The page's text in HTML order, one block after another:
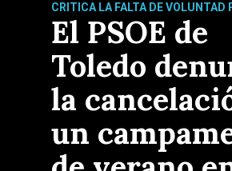
CRITICA LA FALTA DE VOLUNTAD
El PSOE de
Toledo
la
un